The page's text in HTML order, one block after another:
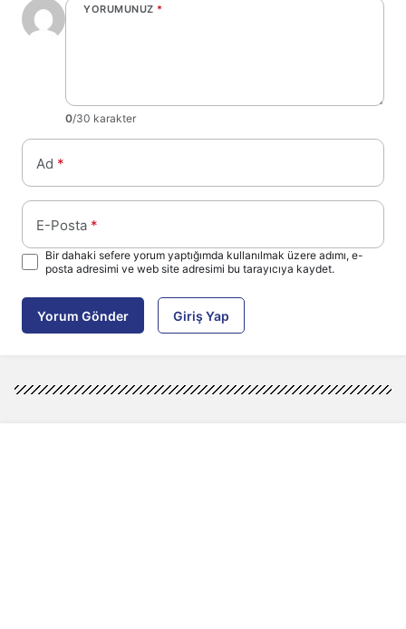
YORUMUNUZ *
0/30 karakter
Ad *
E-Posta *
Bir dahaki sefere yorum yaptığımda kullanılmak üzere adımı, e-
posta adresimi ve web site adresimi bu tarayıcıya kaydet.
Yorum Gönder Giriş Yap